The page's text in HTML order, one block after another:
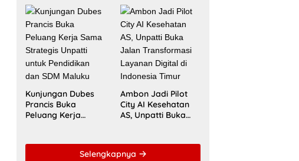
Lewat Kolaborasi
Diaspora Indonesia
Berstandar
Internasional untuk
Raih Akreditasi
ACQUIN
Kunjungan Dubes
Prancis Buka
Peluang Kerja
Pendidikan dan
Ambon Jadi Pilot
City AI Kesehatan
AS, Unpatti Buka
Indonesia Timur
Selengkapnya